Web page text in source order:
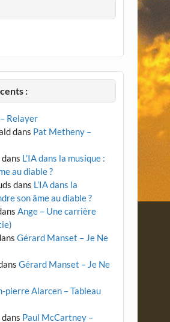
:
Relayer
dans Pat Metheny –
dans L’IA dans la musique :
au diable ?
dans L’IA dans la
son âme au diable ?
Ange – Une carrière
Gérard Manset – Je Ne
Gérard Manset – Je Ne
pierre Alarcen – Tableau
dans Paul McCartney –